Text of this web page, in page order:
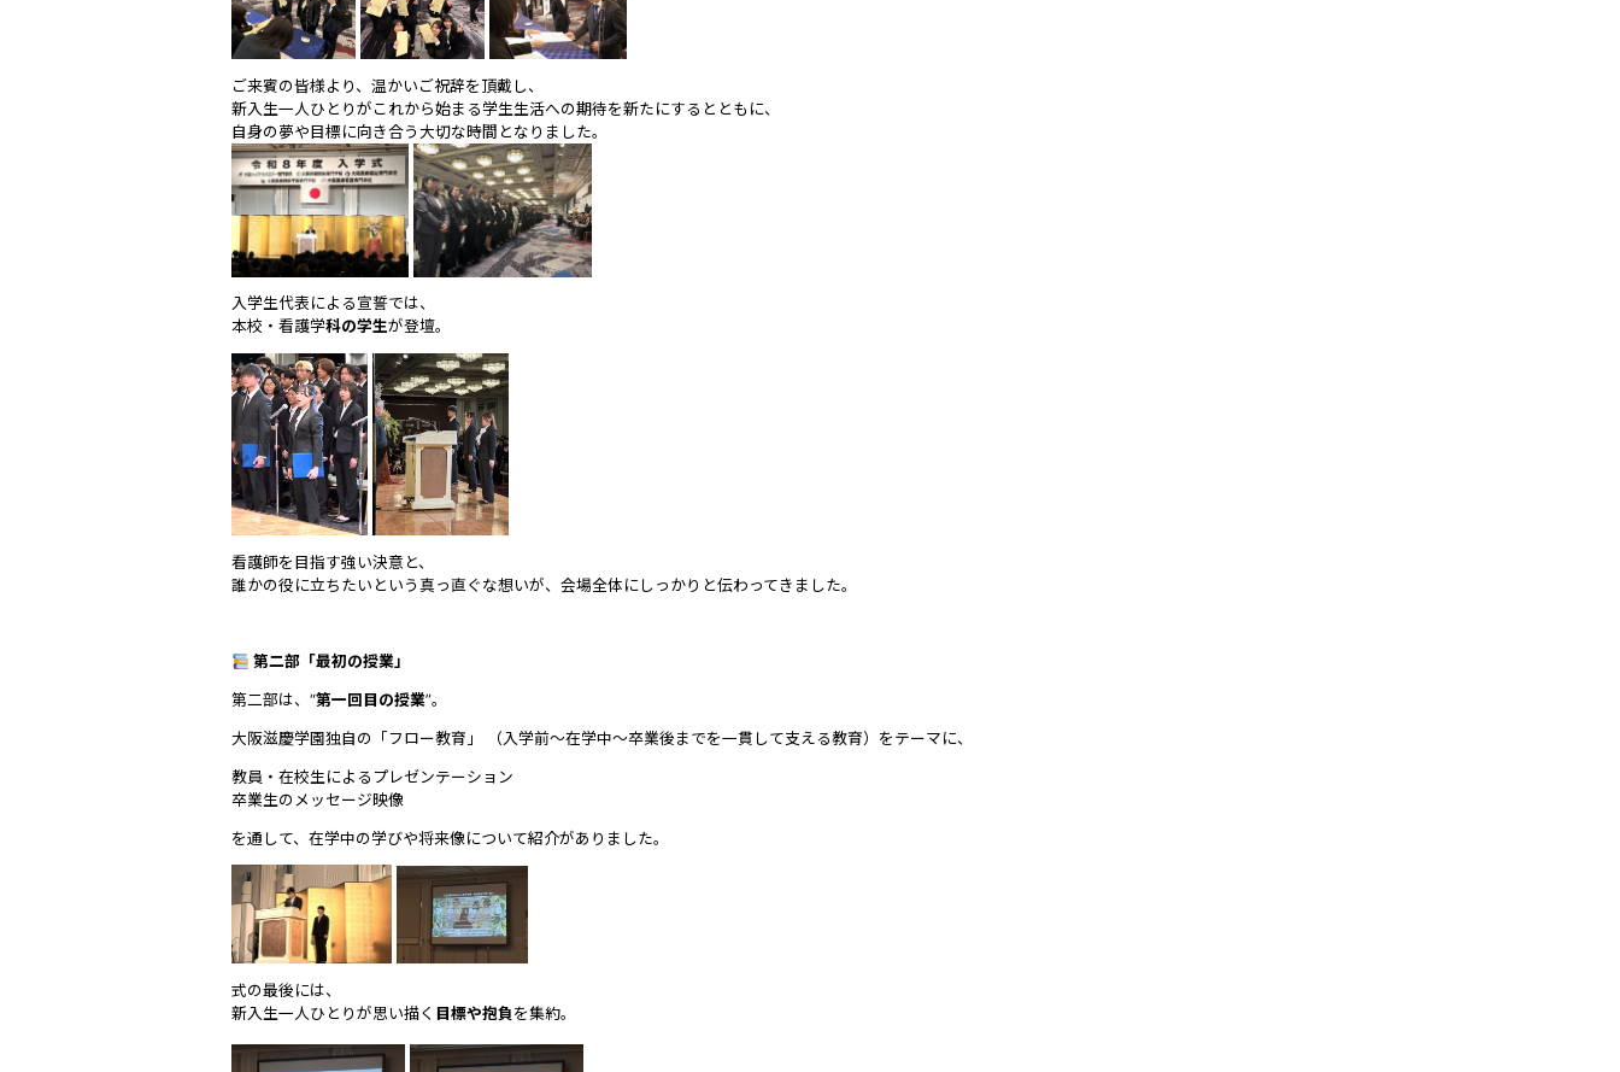
ご来賓の皆様より、温かいご祝辞を頂戴し、
新入生一人ひとりがこれから始まる学生生活への期待を新たにするとともに、
自身の夢や目標に向き合う大切な時間となりました。
入学生代表による宣誓では、
本校・看護学科の学生が登壇。
看護師を目指す強い決意と、
誰かの役に立ちたいという真っ直ぐな想いが、会場全体にしっかりと伝わってきました。
第二部「最初の授業」
第二部は、“第一回目の授業”。
大阪滋慶学園独自の「フロー教育」 （入学前〜在学中〜卒業後までを一貫して支える教育）をテーマに、
教員・在校生によるプレゼンテーション
卒業生のメッセージ映像
を通して、在学中の学びや将来像について紹介がありました。
式の最後には、
新入生一人ひとりが思い描く 目標や抱負 を集約。